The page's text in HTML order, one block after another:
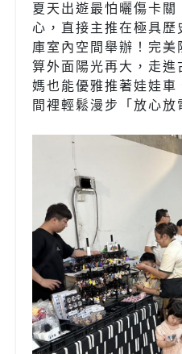
夏天出遊最怕曬傷卡
心，直接主推在極具歷
庫室內空間舉辦！完
算外面陽光再大，走進
媽也能優雅推著娃娃車
間裡輕鬆漫步「放心放